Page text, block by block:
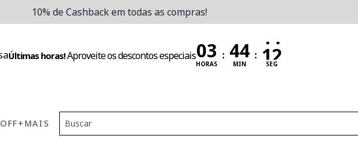
10% de Cashback em todas as compras!
Últimas horas!Aproveite os descontos especiais
HORAS
:
MIN
:
SEG
OFF+MAIS